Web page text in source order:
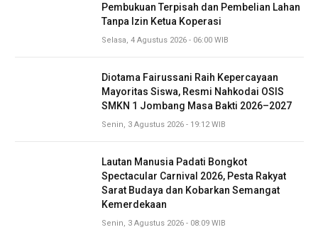
Pembukuan Terpisah dan Pembelian Lahan
Tanpa Izin Ketua Koperasi
Selasa, 4 Agustus 2026 - 06:00 WIB
Diotama Fairussani Raih Kepercayaan
Mayoritas Siswa, Resmi Nahkodai OSIS
SMKN 1 Jombang Masa Bakti 2026–2027
Senin, 3 Agustus 2026 - 19:12 WIB
Lautan Manusia Padati Bongkot
Spectacular Carnival 2026, Pesta Rakyat
Sarat Budaya dan Kobarkan Semangat
Kemerdekaan
Senin, 3 Agustus 2026 - 08:09 WIB